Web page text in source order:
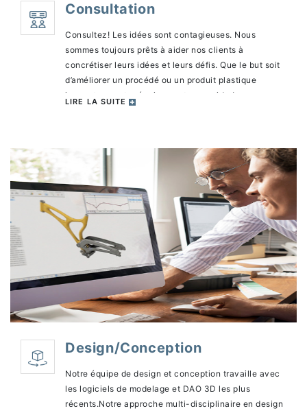
Consultation
Consultez! Les idées sont contagieuses. Nous
sommes toujours prêts à aider nos clients à
concrétiser leurs idées et leurs défis. Que le but soit
d’améliorer un procédé ou un produit plastique
innovateur, notre équipe peut vous aider!
LIRE LA SUITE
Design/Conception
Notre équipe de design et conception travaille avec
les logiciels de modelage et DAO 3D les plus
récents.Notre approche multi-disciplinaire en design